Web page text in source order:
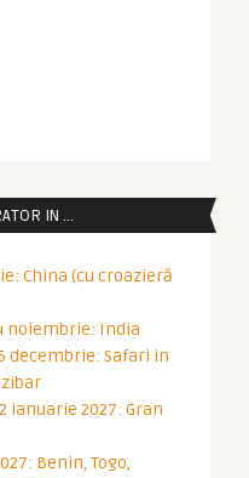
IN …
China (cu croazieră
noiembrie: India
decembrie: Safari in
ianuarie 2027: Gran
Benin, Togo,